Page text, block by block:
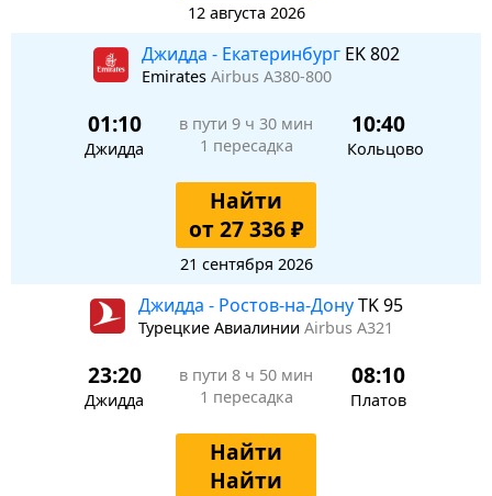
12 августа 2026
Джидда - Екатеринбург EK 802
Emirates Airbus A380-800
01:10
Джидда
в пути 9 ч 30 мин
1 пересадка
10:40
Кольцово
Найти
от 27 336 ₽
21 сентября 2026
Джидда - Ростов-на-ДонуTK 95
Турецкие Авиалинии Airbus A321
23:20
Джидда
в пути 8 ч 50 мин
1 пересадка
08:10
Платов
Найти
Найти